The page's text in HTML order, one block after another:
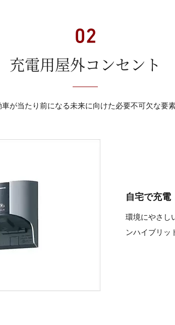
充電用屋外コンセント
車が当たり前になる未来に向けた必要不可欠な要素
自宅で充電
環境にやさし
ンハイブリッ